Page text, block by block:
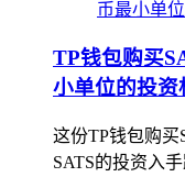
TP钱包购买
小单位的投资
这份TP钱包购买
SATS的投资入